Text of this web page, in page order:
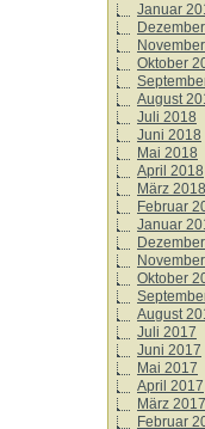
Januar
Oktober
August
Juli 2018
Juni 2018
Mai 2018
April 2018
März 2018
Februar
Januar
Oktober
August
Juli 2017
Juni 2017
Mai 2017
April 2017
März 2017
Februar